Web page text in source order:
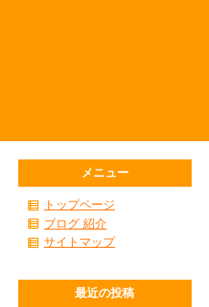
メニュー
トップページ
ブログ 紹介
サイトマップ
最近の投稿